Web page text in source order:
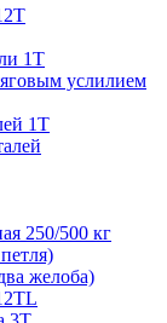
1Т
услилием
1Т
250/500 кг
желоба)